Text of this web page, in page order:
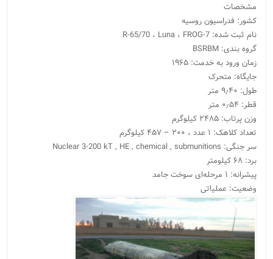
مشخصات
کشور: فدراسیون روسیه
نام ثبت شده: R-65/70 ، Luna ، FROG-7
گروه بندی: BSRBM
زمان ورود به خدمت: ۱۹۶۵
جایگاه: متحرک
طول: ۹٫۴۰ متر
قطر: ۰٫۵۴ متر
وزن پرتاب: ۲۴۸۵ کیلوگرم
تعداد کلاهک: ۱ عدد ، ۲۰۰ – ۴۵۷ کیلوگرم
سر جنگی: Nuclear 3-200 kT , HE , chemical , submunitions
برد: ۶۸ کیلومتر
پیشرانه: ۱ مرحله‌ای سوخت جامد
وضعیت: عملیاتی